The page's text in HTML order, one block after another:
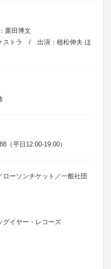
栗田博文
ストラ / 出演：植松伸夫 ほ
（平日12:00-19:00）
ーソンチケット／一般社団
グイヤー・レコーズ